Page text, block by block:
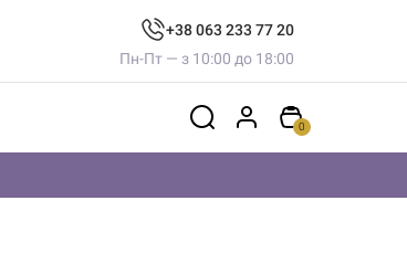
+38 063 233 77 20
Пн-Пт — з 10:00 до 18:00
0